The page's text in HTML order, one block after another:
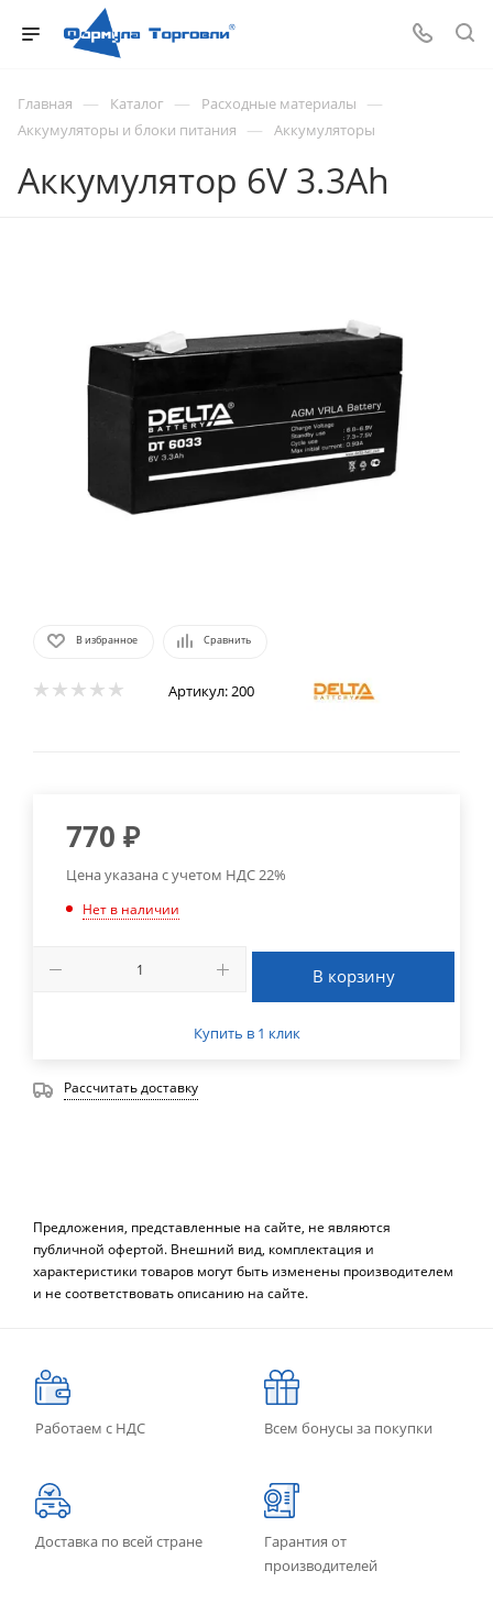
Главная — Каталог — Расходные материалы —
Аккумуляторы и блоки питания — Аккумуляторы
Аккумулятор 6V 3.3Ah
В избранное Сравнить
Артикул:200
770 ₽
Цена указана с учетом НДС 22%
Нет в наличии
В корзину
Купить в 1 клик
Рассчитать доставку
Предложения, представленные на сайте, не являются
публичной офертой. Внешний вид, комплектация и
характеристики товаров могут быть изменены производителем
и не соответствовать описанию на сайте.
Работаем с НДС Всем бонусы за покупки
Доставка по всей стране
Гарантия от
производителей